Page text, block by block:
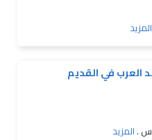
المزيد
العرب في القديم
.المزيد